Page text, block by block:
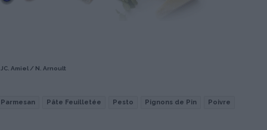
Amiel / N. Arnoult
Parmesan Pâte Feuilletée Pesto Pignons de Pin Poivre